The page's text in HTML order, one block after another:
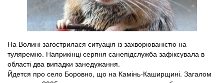
На Волині загострилася ситуація із захворюваністю на
туляремію. Наприкінці серпня санепідслужба зафіксувала в
області два випадки занедужання.
Йдется про село Боровно, що на Камінь-Каширщині. Загалом